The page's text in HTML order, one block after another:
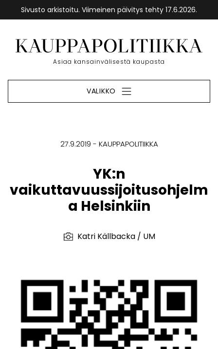
Sivusto arkistoitu. Viimeinen päivitys tehty 17.6.2026.
sisältöön
Etusivu
Asiaa kansainvälisestä kaupasta
VALIKKO
27.9.2019 KAUPPAPOLITIIKKA
YK:n
vaikuttavuussijoitusohjelm
a Helsinkiin
Katri Källbacka / UM